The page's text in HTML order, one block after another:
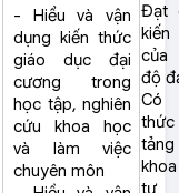
- Hiểu và vận
dụng kiến thức
giáo dục đại
cương trong
học tập, nghiên
cứu khoa học
và làm việc
chuyên môn
Đạt
độ
Có
tự